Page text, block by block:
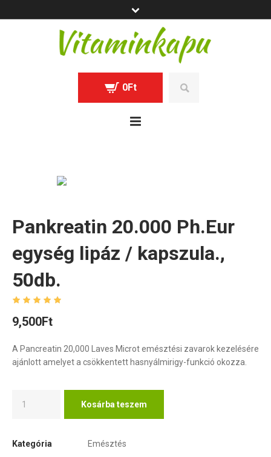
0Ft
Pankreatin 20.000 Ph.Eur
egység lipáz / kapszula.,
50db.
9,500Ft
A Pancreatin 20,000 Laves Microt emésztési zavarok kezelésére
ajánlott amelyet a csökkentett hasnyálmirigy-funkció okozza.
Kosárba teszem
Kategória Emésztés